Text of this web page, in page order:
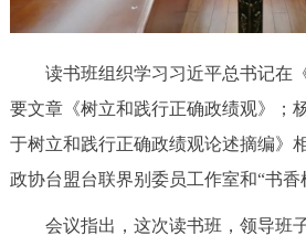
读书班组织学习习近平总书记在
要文章《树立和践行正确政绩观》；
于树立和践行正确政绩观论述摘编》
政协台盟台联界别委员工作室和“书香
会议指出，这次读书班，领导班